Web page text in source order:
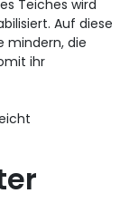
Teiches wird
Auf diese
mindern, die
ihr